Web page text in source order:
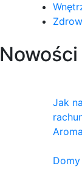
Nowości
Jak